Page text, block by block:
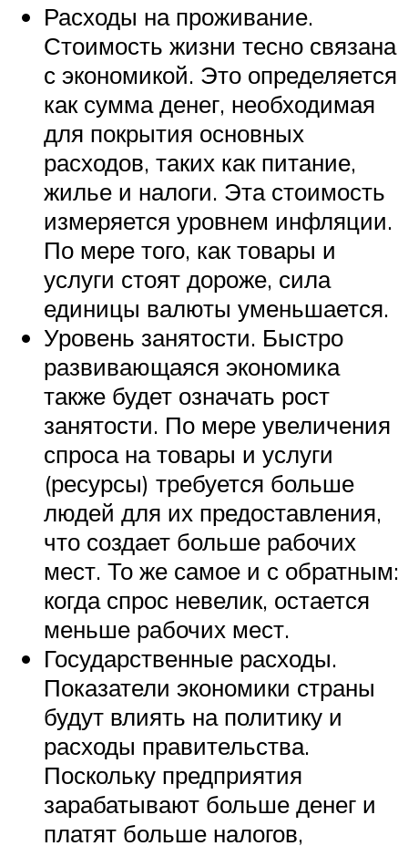
Расходы на проживание.
Стоимость жизни тесно связана
с экономикой. Это определяется
как сумма денег, необходимая
для покрытия основных
расходов, таких как питание,
жилье и налоги. Эта стоимость
измеряется уровнем инфляции.
По мере того, как товары и
услуги стоят дороже, сила
единицы валюты уменьшается.
Уровень занятости. Быстро
развивающаяся экономика
также будет означать рост
занятости. По мере увеличения
спроса на товары и услуги
(ресурсы) требуется больше
людей для их предоставления,
что создает больше рабочих
мест. То же самое и с обратным:
когда спрос невелик, остается
меньше рабочих мест.
Государственные расходы.
Показатели экономики страны
будут влиять на политику и
расходы правительства.
Поскольку предприятия
зарабатывают больше денег и
платят больше налогов,